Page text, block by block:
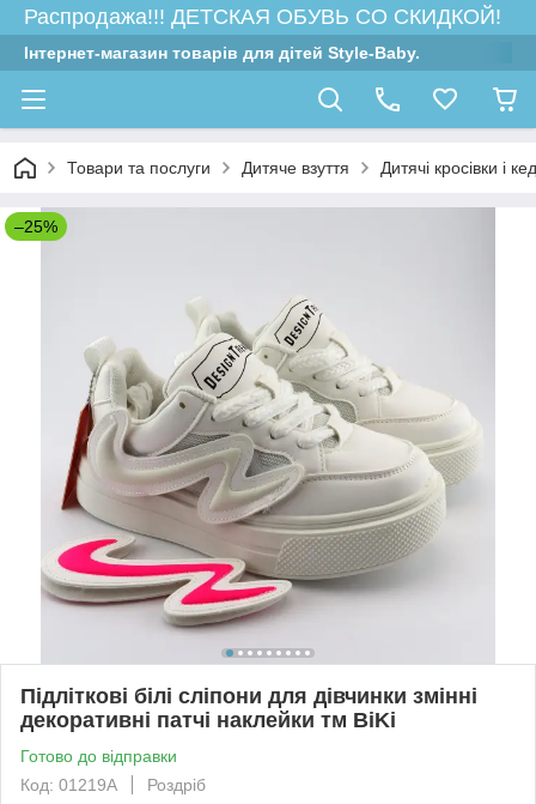
Распродажа!!! ДЕТСКАЯ ОБУВЬ СО СКИДКОЙ!
Інтернет-магазин товарів для дітей Style-Baby.
Товари та послуги Дитяче взуття Дитячі кросівки і
–25%
Підліткові білі сліпони для дівчинки змінні
декоративні патчі наклейки тм BiKi
Готово до відправки
Код: 01219A
Роздріб